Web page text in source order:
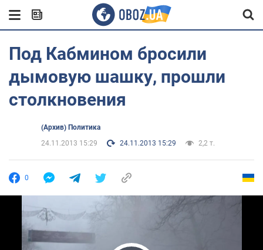
Под Кабмином бросили
дымовую шашку, прошли
столкновения
(Архив) Политика
24.11.2013 15:29
24.11.2013 15:29 2,2 т.
0